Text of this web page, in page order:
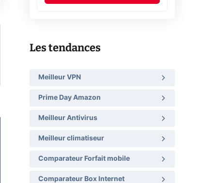
Les tendances
Meilleur VPN
Prime Day Amazon
Meilleur Antivirus
Meilleur climatiseur
Comparateur Forfait mobile
Comparateur Box Internet